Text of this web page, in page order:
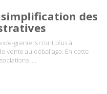
des
greniers n’ont plus à
vente au déballage. En cette
….